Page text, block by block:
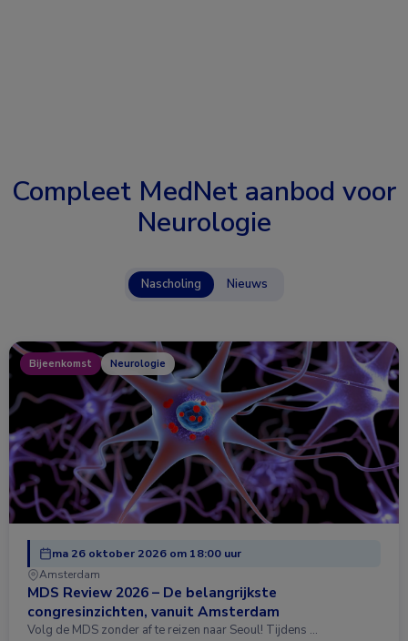
Compleet MedNet aanbod voor
Neurologie
Nascholing Nieuws
Bijeenkomst Neurologie
ma 26 oktober 2026 om 18:00 uur
Amsterdam
MDS Review 2026 – De belangrijkste
congresinzichten, vanuit Amsterdam
Volg de MDS zonder af te reizen naar Seoul! Tijdens …